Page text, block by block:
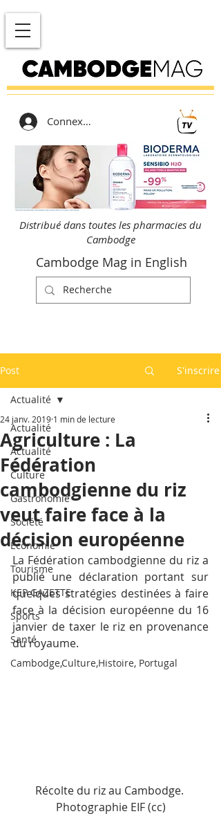
Connexion
Distribué dans toutes les pharmacies du
Cambodge
Cambodge Mag in English
Post S'inscrire
Actualité
Actualité
Culture
Gastronomie
Société
Economie
Tourisme
KEP GAZETTE
Sports
Santé
Cambodge,Culture,Histoire, Portugal
Actualité
Agriculture : La
Fédération
cambodgienne du riz
veut faire face à la
décision européenne
24 janv. 2019 1 min de lecture
La Fédération cambodgienne du riz a
publié une déclaration portant sur
quelques stratégies destinées à faire
face à la décision européenne du 16
janvier de taxer le riz en provenance
du royaume.
Récolte du riz au Cambodge.
Photographie EIF (cc)